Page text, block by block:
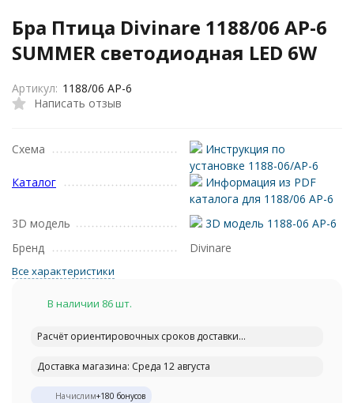
Бра Птица Divinare 1188/06 AP-6
SUMMER светодиодная LED 6W
Написать отзыв
Артикул: 1188/06 AP-6
Схема
Инструкция по
установке 1188-06/AP-6
Каталог
Информация из PDF
каталога для 1188/06 AP-6
3D модель
3D модель 1188-06 AP-6
Бренд
Divinare
Все характеристики
В наличии 86 шт.
Расчёт ориентировочных сроков доставки...
Доставка магазина: Среда 12 августа
Начислим+180 бонусов